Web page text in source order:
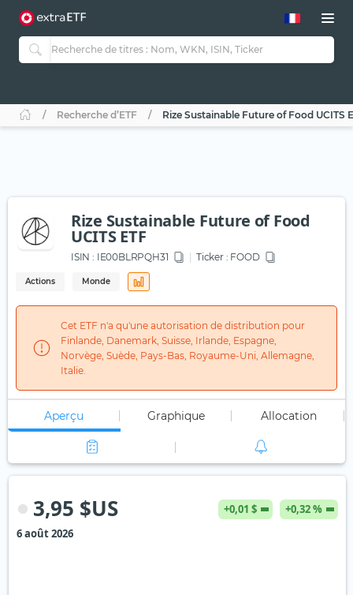
Recherche d’ETF Rize Sustainable Future of Food UCITS
Rize Sustainable Future of Food
UCITS ETF
ISIN : IE00BLRPQH31 Ticker : FOOD
Actions Monde
Cet ETF n'a qu'une autorisation de distribution pour
Finlande, Danemark, Suisse, Irlande, Espagne,
Norvège, Suède, Pays-Bas, Royaume-Uni, Allemagne,
Italie.
Aperçu Graphique Allocation
3,95 $US +0,01 $
+0,32 %
6 août 2026